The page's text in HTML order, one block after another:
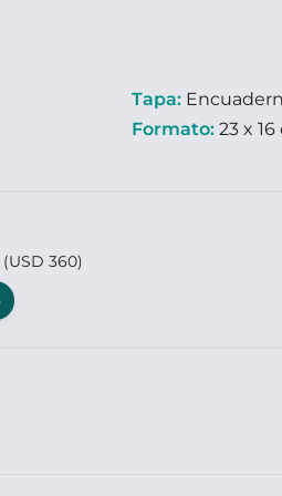
Tapa:
Formato: 23 x
(USD 360)